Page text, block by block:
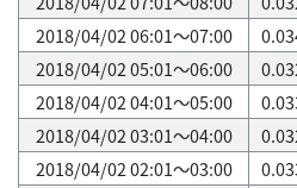
2018/04/02 06:01～07:00
2018/04/02 05:01～06:00
2018/04/02 04:01～05:00
2018/04/02 03:01～04:00
2018/04/02 02:01～03:00